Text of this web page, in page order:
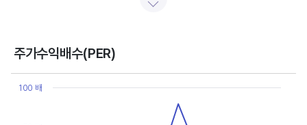
투자활동 현금흐름은 기업의 기계 및 공장증설이나 금융자산 거래에서 발생하는
주가수익배수(PER)
Chart
Line chart with 10 data points.
The chart has 1 X axis displaying categories.
100 배